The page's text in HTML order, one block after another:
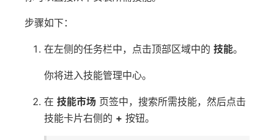
步骤如下：
在左侧的任务栏中，点击顶部区域中的 技能。
你将进入技能管理中心。
在 技能市场 页签中，搜索所需技能，然后点击
技能卡片右侧的 + 按钮。